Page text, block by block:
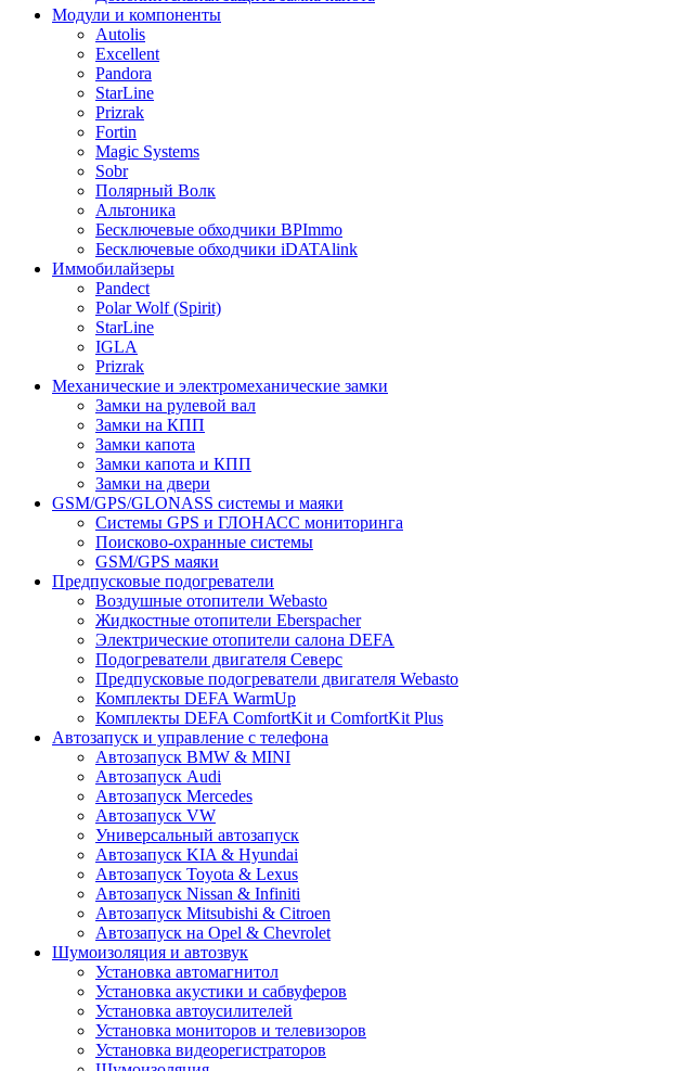
Модули и компоненты
Autolis
Excellent
Pandora
StarLine
Prizrak
Fortin
Magic Systems
Sobr
Полярный Волк
Альтоника
Бесключевые обходчики BPImmo
Бесключевые обходчики iDATAlink
Иммобилайзеры
Pandect
Polar Wolf (Spirit)
StarLine
IGLA
Prizrak
Механические и электромеханические замки
Замки на рулевой вал
Замки на КПП
Замки капота
Замки капота и КПП
Замки на двери
GSM/GPS/GLONASS системы и маяки
Системы GPS и ГЛОНАСС мониторинга
Поисково-охранные системы
GSM/GPS маяки
Предпусковые подогреватели
Воздушные отопители Webasto
Жидкостные отопители Eberspacher
Электрические отопители салона DEFA
Подогреватели двигателя Северс
Предпусковые подогреватели двигателя Webasto
Комплекты DEFA WarmUp
Комплекты DEFA ComfortKit и ComfortKit Plus
Автозапуск и управление с телефона
Автозапуск BMW & MINI
Автозапуск Audi
Автозапуск Mercedes
Автозапуск VW
Универсальный автозапуск
Автозапуск KIA & Hyundai
Автозапуск Toyota & Lexus
Автозапуск Nissan & Infiniti
Автозапуск Mitsubishi & Citroen
Автозапуск на Opel & Chevrolet
Шумоизоляция и автозвук
Установка автомагнитол
Установка акустики и сабвуферов
Установка автоусилителей
Установка мониторов и телевизоров
Установка видеорегистраторов